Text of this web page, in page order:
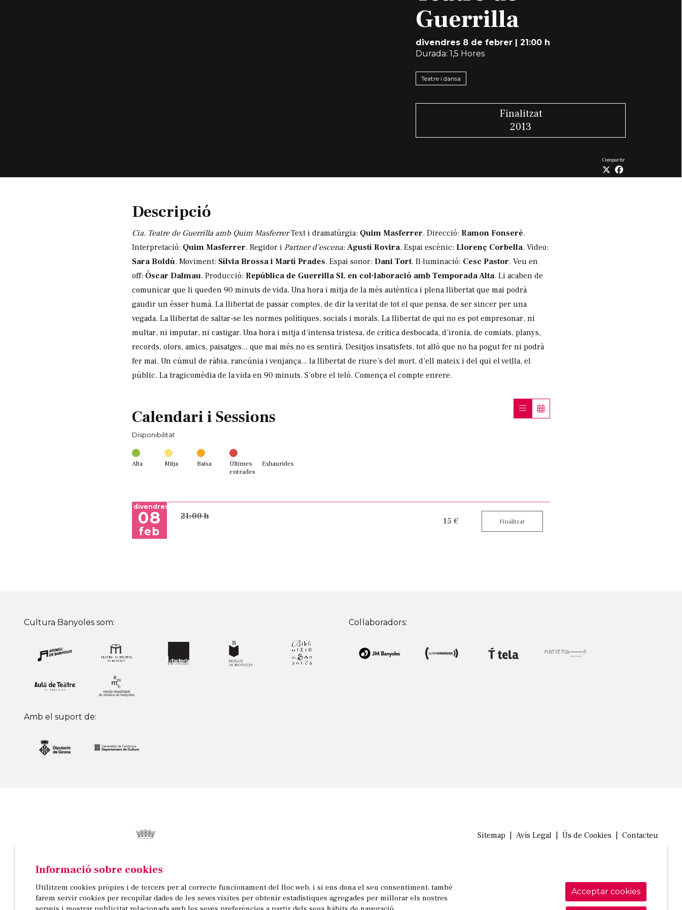
Guerrilla
divendres 8 de febrer
21:00 h
Durada: 1,5 Hores
Teatre i dansa
Finalitzat
2013
Compartir
Descripció
Cia. Teatre de Guerrilla amb Quim MasferrerText i dramatúrgia: Quim Masferrer. Direcció: Ramon Fonserè.
Interpretació: Quim Masferrer. Regidor i Partner d’escena:Agustí Rovira. Espai escènic: Llorenç Corbella. Video:
Sara Boldú. Moviment: Sílvia Brossa i Martí Prades. Espai sonor:Dani Tort. Il·luminació: Cesc Pastor. Veu en
off: Òscar Dalmau. Producció: República de Guerrilla SL en col·laboració amb Temporada Alta. Li acaben de
comunicar que li queden 90 minuts de vida. Una hora i mitja de la més autèntica i plena llibertat que mai podrà
gaudir un ésser humà. La llibertat de passar comptes, de dir la veritat de tot el que pensa, de ser sincer per una
vegada. La llibertat de saltar-se les normes polítiques, socials i morals. La llibertat de qui no es pot empresonar, ni
multar, ni imputar, ni castigar. Una hora i mitja d’intensa tristesa, de crítica desbocada, d’ironia, de comiats, planys,
records, olors, amics, paisatges... que mai més no es sentirà. Desitjos insatisfets, tot allò que no ha pogut fer ni podrà
fer mai. Un cúmul de ràbia, rancúnia i venjança... la llibertat de riure’s del mort, d’ell mateix i del qui el vetlla, el
públic. La tragicomèdia de la vida en 90 minuts. S’obre el teló. Comença el compte enrere.
Calendari i Sessions
Disponibilitat
Alta Mitja Baixa
Últimes
entrades
Exhaurides
divendres
08
feb
21:00 h 15 € Finalitzat
Cultura Banyoles som:
Amb el suport de:
Col·laboradors:
Passeig de la Indústria, 25, 3a planta | 17820 Banyoles
972 58 18 48 | 972 57 00 50
Sitemap Avís Legal Ús de Cookies Contacteu
Informació sobre cookies
Utilitzem cookies pròpies i de tercers per al correcte funcionament del lloc web, i si ens dona el seu consentiment, també
farem servir cookies per recopilar dades de les seves visites per obtenir estadístiques agregades per millorar els nostres
Acceptar cookies